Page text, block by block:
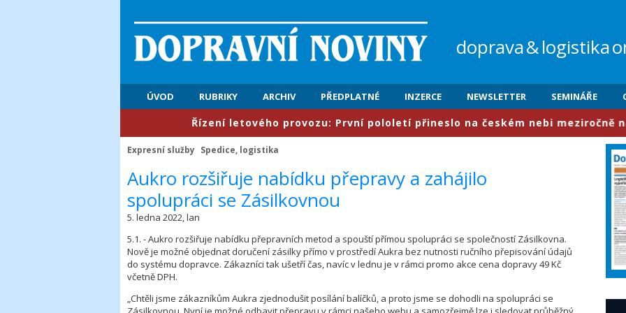
doprava&logistika
ÚVOD RUBRIKY ARCHIV PŘEDPLATNÉ INZERCE NEWSLETTER SEMINÁŘE
​Řízení letového provozu: První pololetí přineslo na českém nebi meziročně
Expresní služby Spedice, logistika
​Aukro rozšiřuje nabídku přepravy a zahájilo
spolupráci se Zásilkovnou
5. ledna 2022, lan
5.1. - Aukro rozšiřuje nabídku přepravních metod a spouští přímou spolupráci se společností Zásilkovna.
Nově je možné objednat doručení zásilky přímo v prostředí Aukra bez nutnosti ručního přepisování údajů
do systému dopravce. Zákazníci tak ušetří čas, navíc v lednu je v rámci promo akce cena dopravy 49 Kč
včetně DPH.
„Chtěli jsme zákazníkům Aukra zjednodušit posílání balíčků, a proto jsme se dohodli na spolupráci se